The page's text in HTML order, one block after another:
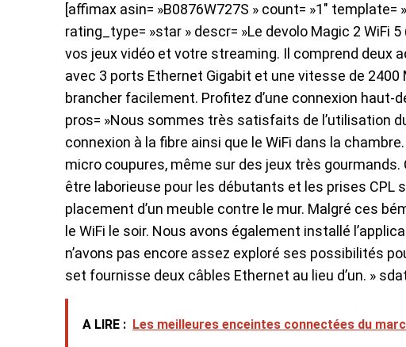
[affimax asin= »B0876W727S » count= »1″ template=
rating_type= »star » descr= »Le devolo Magic 2 WiFi
vos jeux vidéo et votre streaming. Il comprend deux
avec 3 ports Ethernet Gigabit et une vitesse de
brancher facilement. Profitez d’une connexion haut-
pros= »Nous sommes très satisfaits de l’utilisation
connexion à la fibre ainsi que le WiFi dans la
micro coupures, même sur des jeux très
être laborieuse pour les débutants et les prises CPL
placement d’un meuble contre le mur. Malgré ces
le WiFi le soir. Nous avons également installé
n’avons pas encore assez exploré ses possibilités
set fournisse deux câbles Ethernet au lieu d’un. »
A LIRE : Les meilleures enceintes connectées du